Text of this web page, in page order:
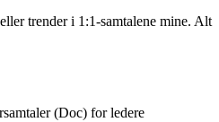
trender i 1:1-samtalene mine. Alt
(Doc) for ledere